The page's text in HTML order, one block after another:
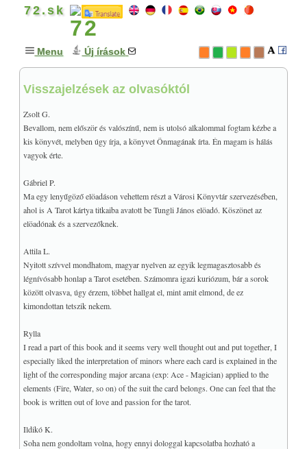
72.sk
Menu Új írások
GONDOLATOK +
TAROT+
A könyvről
ALAPFOGALMAK
Történelmi áttekintés
Magyar vonatkozások
A NAGY ARKÁNA +
Miért 78 lap?
A hármas elrendezés
Bardon negyedik kártyája
Az Udvari lapok
MELLÉKLET+
Kabbala
Visszajelzések az olvasóktól
Zsolt G.
Bevallom, nem először és valószínű, nem is utolsó alkalommal fogtam kézbe a
kis könyvét, melyben úgy írja, a könyvet Önmagának írta. Én magam is hálás
vagyok érte.
Gábriel P.
Ma egy lenyűgöző elöadáson vehettem részt a Városi Könyvtár szervezésében,
ahol is A Tarot kártya titkaiba avatott be Tungli János elöadó. Köszönet az
elöadónak és a szervezőknek.
Attila L.
Nyitott szívvel mondhatom, magyar nyelven az egyik legmagasztosabb és
légnívósabb honlap a Tarot esetében. Számomra igazi kuriózum, bár a sorok
között olvasva, úgy érzem, többet hallgat el, mint amit elmond, de ez
kimondottan tetszik nekem.
Rylla
I read a part of this book and it seems very well thought out and put together, I
especially liked the interpretation of minors where each card is explained in the
light of the corresponding major arcana (exp: Ace - Magician) applied to the
elements (Fire, Water, so on) of the suit the card belongs. One can feel that the
book is written out of love and passion for the tarot.
Ildikó K.
Soha nem gondoltam volna, hogy ennyi dologgal kapcsolatba hozható a